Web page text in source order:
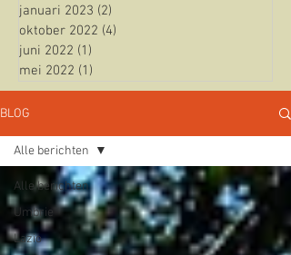
januari 2023 (2)
oktober 2022 (4)
juni 2022 (1)
mei 2022 (1)
BLOG
Alle berichten
Umbrie
Lazio
Alle berichten